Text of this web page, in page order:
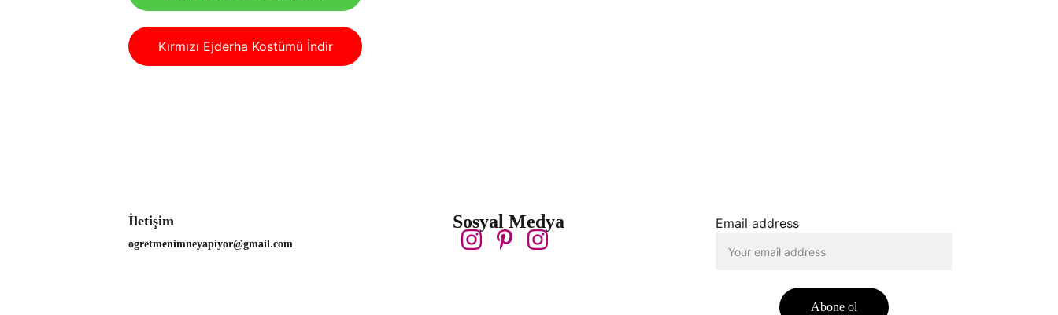
Kırmızı Ejderha Kostümü İndir
İletişim
ogretmenimneyapiyor@gmail.com
Sosyal Medya Email address
Abone ol